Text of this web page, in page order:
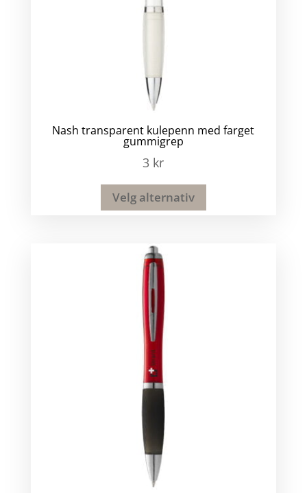
Nash transparent kulepenn med farget
gummigrep
3 kr
Velg alternativ